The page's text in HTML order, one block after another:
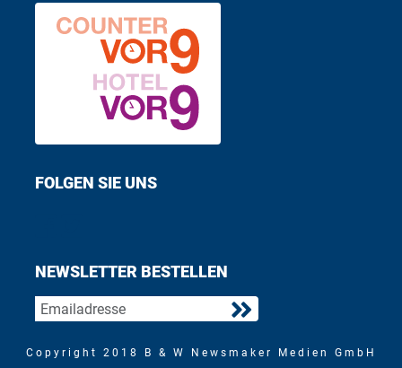
FOLGEN SIE UNS
NEWSLETTER BESTELLEN
Copyright 2018 B & W Newsmaker Medien GmbH